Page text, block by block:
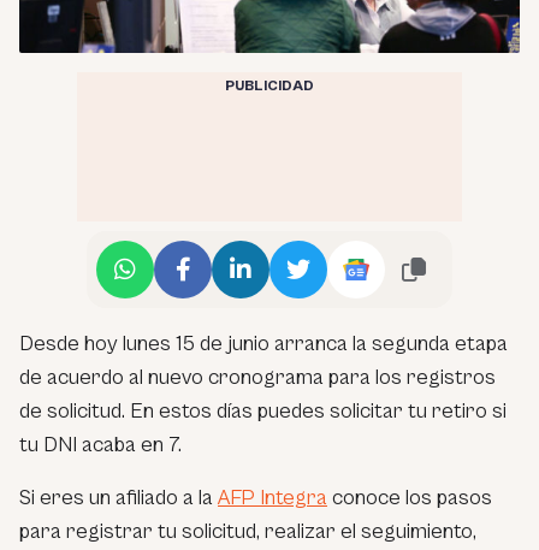
PUBLICIDAD
Desde hoy lunes 15 de junio arranca la segunda etapa
de acuerdo al nuevo cronograma para los registros
de solicitud. En estos días puedes solicitar tu retiro si
tu DNI acaba en 7.
Si eres un afiliado a la AFP Integra conoce los pasos
para registrar tu solicitud, realizar el seguimiento,